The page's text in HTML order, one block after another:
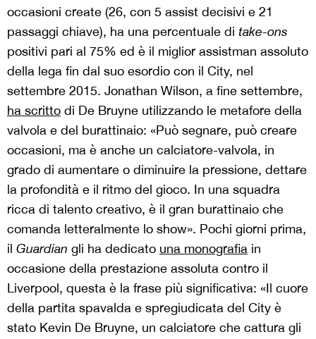
occasioni create (26, con 5 assist decisivi e 21
passaggi chiave), ha una percentuale di take-ons
positivi pari al 75% ed è il miglior assistman assoluto
della lega fin dal suo esordio con il City, nel
settembre 2015. Jonathan Wilson, a fine settembre,
ha scritto di De Bruyne utilizzando le metafore della
valvola e del burattinaio: «Può segnare, può creare
occasioni, ma è anche un calciatore-valvola, in
grado di aumentare o diminuire la pressione, dettare
la profondità e il ritmo del gioco. In una squadra
ricca di talento creativo, è il gran burattinaio che
comanda letteralmente lo show». Pochi giorni prima,
il Guardian gli ha dedicato una monografia in
occasione della prestazione assoluta contro il
Liverpool, questa è la frase più significativa: «Il cuore
della partita spavalda e spregiudicata del City è
stato Kevin De Bruyne, un calciatore che cattura gli